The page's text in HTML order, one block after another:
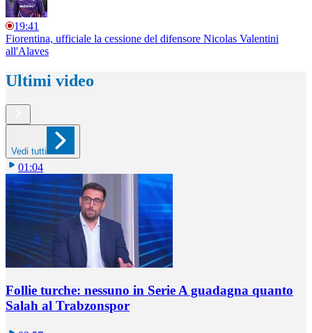
19:41
Fiorentina, ufficiale la cessione del difensore Nicolas Valentini
all'Alaves
Ultimi video
Vedi tutti
01:04
Follie turche: nessuno in Serie A guadagna quanto
Salah al Trabzonspor